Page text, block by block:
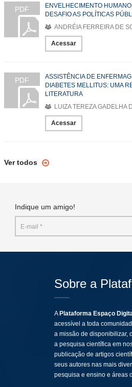
PDF
ENVELHECIMENTO
DESAFIO AS POLÍTICAS
ANDRÉIA FERREIRA DE
Acessar
PDF
ASSISTÊNCIA DE
DIABETES MELLITUS: UMA
LITERATURA
LUIZA TEREZA GADELHA
Acessar
Ver todos
Indique um amigo!
Sobre a
A Plataforma Espaço
acessível a toda
a missão de disponibilizar,
a pesquisa científica em
publicação de artigos
seus autores nas mais
pesquisa e ensino e áreas